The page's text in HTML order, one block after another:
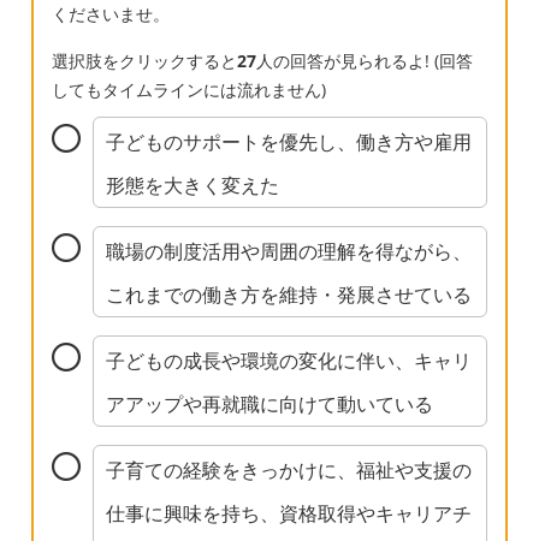
くださいませ。
選択肢をクリックすると27人の回答が見られるよ! (回答
してもタイムラインには流れません)
子どものサポートを優先し、働き方や雇用
形態を大きく変えた
職場の制度活用や周囲の理解を得ながら、
これまでの働き方を維持・発展させている
子どもの成長や環境の変化に伴い、キャリ
アアップや再就職に向けて動いている
子育ての経験をきっかけに、福祉や支援の
仕事に興味を持ち、資格取得やキャリアチ